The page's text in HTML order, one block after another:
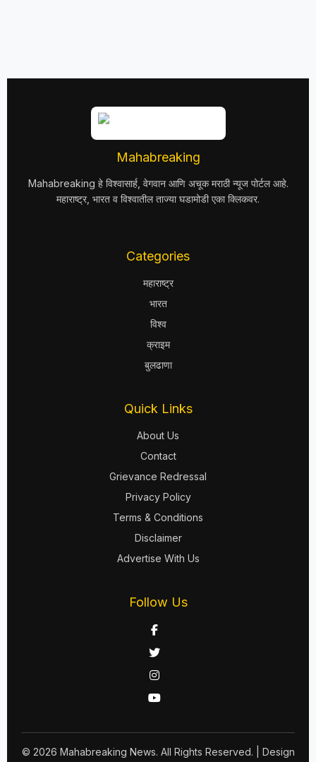
Mahabreaking
Mahabreaking हे विश्वासार्ह, वेगवान आणि अचूक मराठी न्यूज पोर्टल आहे.
महाराष्ट्र, भारत व विश्वातील ताज्या घडामोडी एका क्लिकवर.
Categories
महाराष्ट्र
भारत
विश्व
क्राइम
बुलढाणा
Quick Links
About Us
Contact
Grievance Redressal
Privacy Policy
Terms & Conditions
Disclaimer
Advertise With Us
Follow Us
© 2026 Mahabreaking News. All Rights Reserved.
| Design